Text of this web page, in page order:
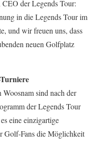
der Legends Tour:
in die Legends Tour im
und wir freuen uns, dass
neuen Golfplatz
sind nach der
der Legends Tour
eine einzigartige
Golf-Fans die Möglichkeit